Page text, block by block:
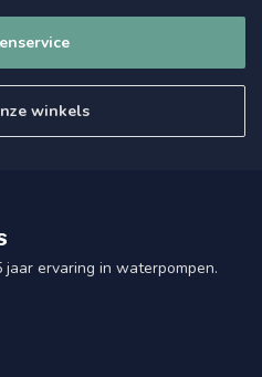
winkels
ervaring in waterpompen.